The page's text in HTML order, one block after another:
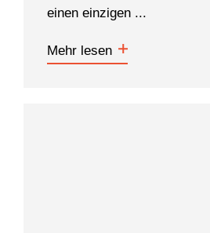
einen einzigen ...
Mehr lesen